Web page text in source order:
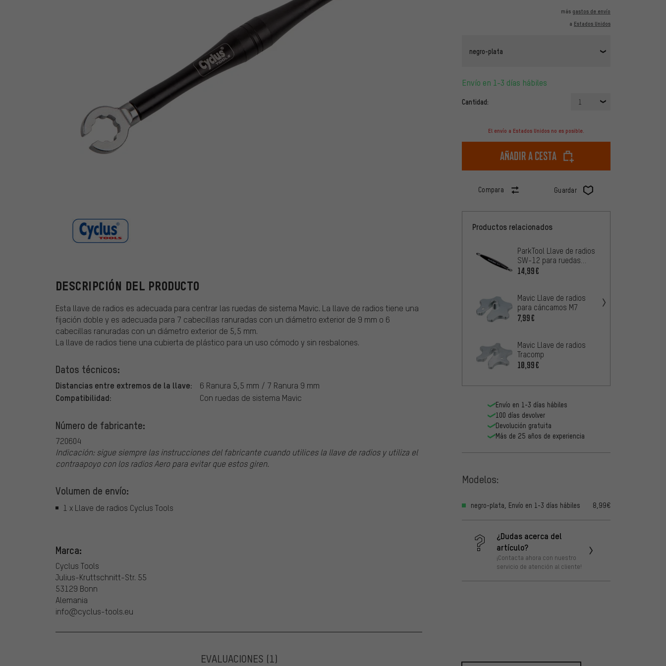
más gastos de envío
a Estados Unidos
negro-plata
Envío en 1-3 días hábiles
Cantidad: 1
El envío a Estados Unidos no es posible.
Añadir a cesta
Compara Guardar
DESCRIPCIÓN DEL PRODUCTO
Esta llave de radios es adecuada para centrar las ruedas de sistema Mavic. La llave de radios tiene una
fijación doble y es adecuada para 7 cabecillas ranuradas con un diámetro exterior de 9 mm o 6
cabecillas ranuradas con un diámetro exterior de 5,5 mm.
La llave de radios tiene una cubierta de plástico para un uso cómodo y sin resbalones.
Datos técnicos:
Distancias entre extremos de la llave: 6 Ranura 5,5 mm / 7 Ranura 9 mm
Compatibilidad: Con ruedas de sistema Mavic
Número de fabricante:
720604
Indicación: sigue siempre las instrucciones del fabricante cuando utilices la llave de radios y utiliza el
contraapoyo con los radios Aero para evitar que estos giren.
Volumen de envío:
1 x Llave de radios Cyclus Tools
Marca:
Cyclus Tools
Julius-Kruttschnitt-Str. 55
53129 Bonn
Alemania
info@cyclus-tools.eu
Productos relacionados
ParkTool Llave de radios
SW-12 para ruedas
Mavic
14,99€
Mavic Llave de radios
para cáncamos M7
7,99€
Mavic Llave de radios
Tracomp
10,99€
Envío en 1-3 días hábiles
100 días devolver
Devolución gratuita
Más de 25 años de experiencia
Modelos:
negro-plata, Envío en 1-3 días hábiles 8,99€
¿Dudas acerca del
artículo?
¡Contacta ahora con nuestro
servicio de atención al cliente!
EVALUACIONES (1)